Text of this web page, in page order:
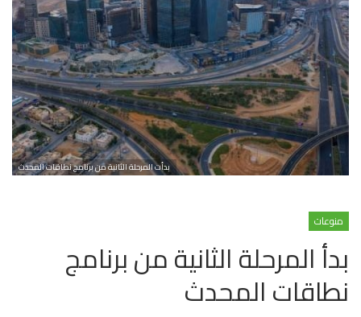
بدأت المرحلة الثانية من برنامج نطاقات المحدث
منوعات
بدأ المرحلة الثانية من برنامج
نطاقات المحدث